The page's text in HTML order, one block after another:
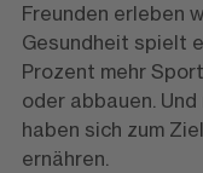
Freunden erleben
Gesundheit spielt
Prozent mehr
oder abbauen.
haben sich zum
ernähren.